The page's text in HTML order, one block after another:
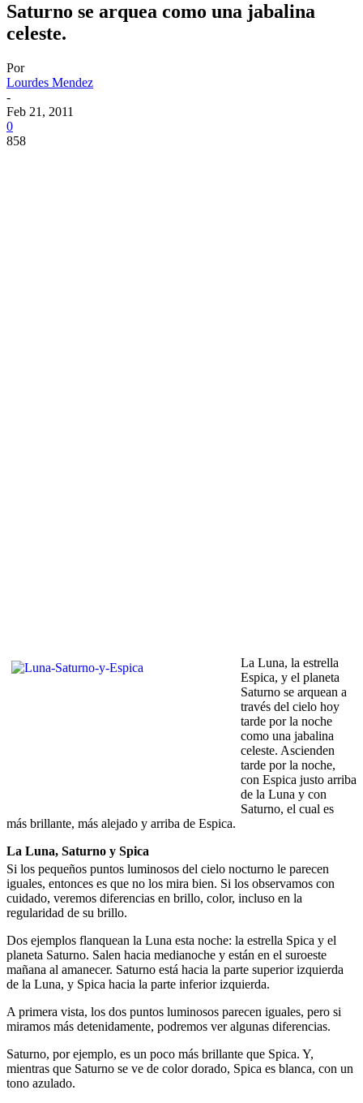
Saturno se arquea como una jabalina
celeste.
Por
Lourdes Mendez
-
Feb 21, 2011
0
858
La Luna, la estrella
Espica, y el planeta
Saturno se arquean a
través del cielo hoy
tarde por la noche
como una jabalina
celeste. Ascienden
tarde por la noche,
con Espica justo arriba
de la Luna y con
Saturno, el cual es
más brillante, más alejado y arriba de Espica.
La Luna, Saturno y Spica
Si los pequeños puntos luminosos del cielo nocturno le parecen
iguales, entonces es que no los mira bien. Si los observamos con
cuidado, veremos diferencias en brillo, color, incluso en la
regularidad de su brillo.
Dos ejemplos flanquean la Luna esta noche: la estrella Spica y el
planeta Saturno. Salen hacia medianoche y están en el suroeste
mañana al amanecer. Saturno está hacia la parte superior izquierda
de la Luna, y Spica hacia la parte inferior izquierda.
A primera vista, los dos puntos luminosos parecen iguales, pero si
miramos más detenidamente, podremos ver algunas diferencias.
Saturno, por ejemplo, es un poco más brillante que Spica. Y,
mientras que Saturno se ve de color dorado, Spica es blanca, con un
tono azulado.